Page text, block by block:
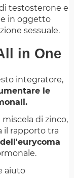
testosterone e
in oggetto
sessuale.
in One
integratore,
le
miscela di zinco,
il rapporto tra
dell'eurycoma
aiuto